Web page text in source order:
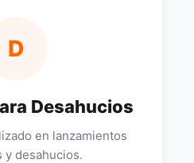
D
Desahucios
en lanzamientos
y desahucios.